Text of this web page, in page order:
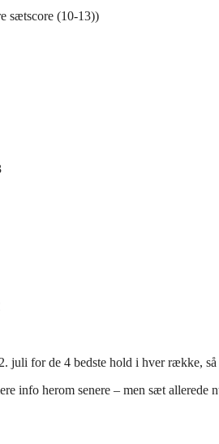
sætscore (10-13))
juli for de 4 bedste hold i hver række,
info herom senere – men sæt allerede